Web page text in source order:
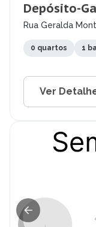
Depósito-
Rua Geralda
0 quartos 1
Ver